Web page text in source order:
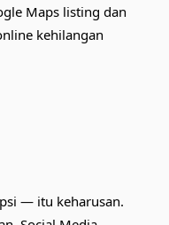
Maps listing dan
kehilangan
— itu keharusan.